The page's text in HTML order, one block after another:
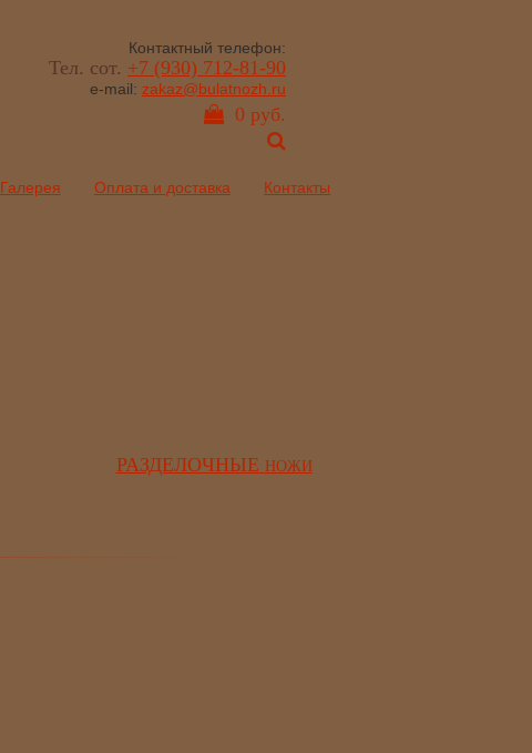
Контактный телефон:
Тел. сот. +7 (930) 712-81-90
e-mail: zakaz@bulatnozh.ru
0 руб.
Галерея Оплата и доставка Контакты
РАЗДЕЛОЧНЫЕ НОЖИ